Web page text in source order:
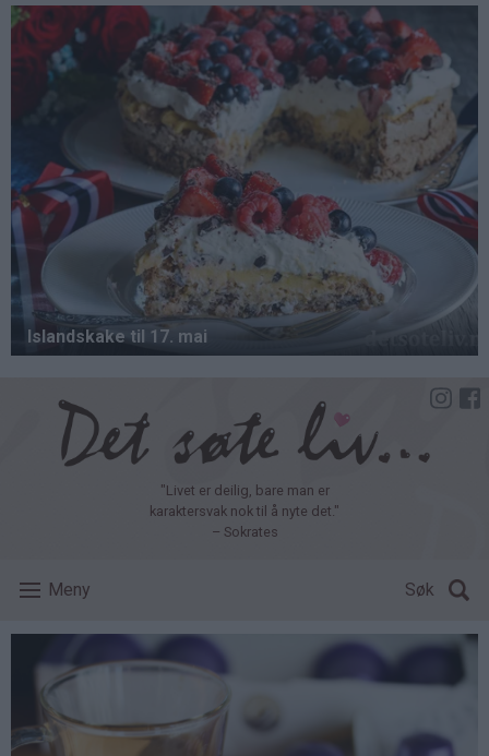
Hopp
hovedinnhold
"Livet er deilig, bare man er
karaktersvak nok til å nyte det."
– Sokrates
Meny Søk